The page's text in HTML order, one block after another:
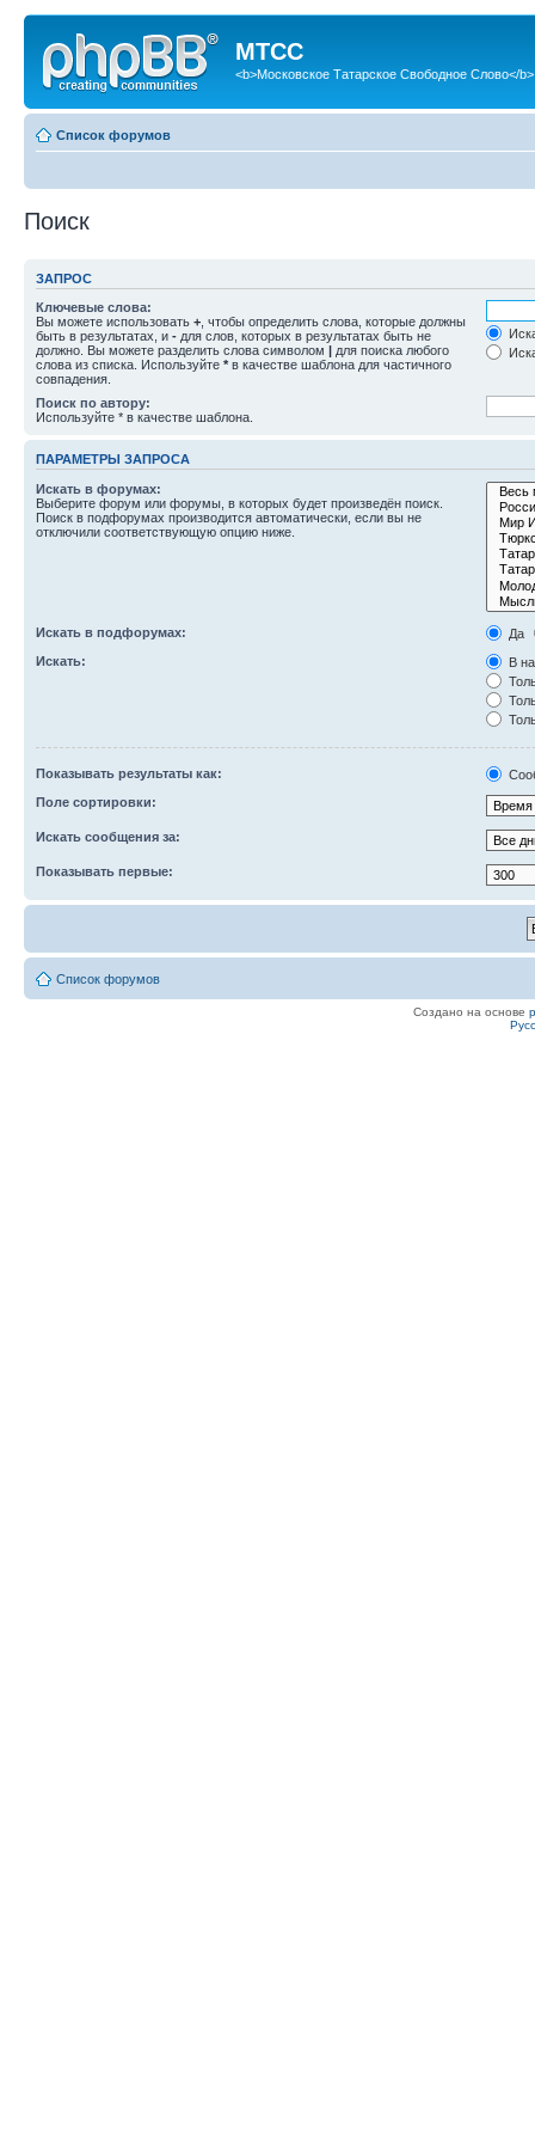
МТСС
<b>Московское Татарское Свободное Слово</b>
Список форумов
Поиск
ЗАПРОС
Ключевые слова:
Вы можете использовать + , чтобы определить слова, которые должны
быть в результатах, и - для слов, которых в результатах быть не
должно. Вы можете разделить слова символом | для поиска любого
слова из списка. Используйте * в качестве шаблона для частичного
совпадения.
Поиск по автору:
Используйте * в качестве шаблона.
ПАРАМЕТРЫ ЗАПРОСА
Искать в форумах:
Выберите форум или форумы, в которых будет произведён поиск.
Поиск в подфорумах производится автоматически, если вы не
отключили соответствующую опцию ниже.
Искать в подфорумах:
Да
Искать:
В
Показывать результаты как:
Поле сортировки:
Искать сообщения за:
Показывать первые:
Список форумов
Создано на основе